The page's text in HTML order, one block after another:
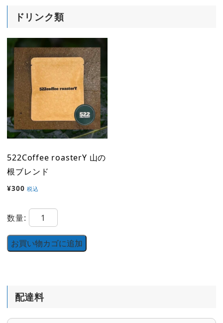
ドリンク類
522Coffee roasterY 山の
根ブレンド
¥300 税込
数量:
522Coffee
roasterY
山
レ
お買い物カゴに追加
配達料